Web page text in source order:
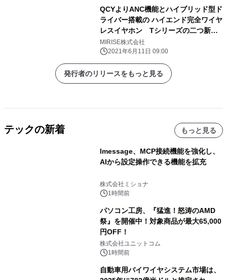
QCYよりANC機能とハイブリッド型ド
ライバー搭載の ハイエンド完全ワイヤ
レスイヤホン Tシリーズの二つ新製
品 「QCY-HT01C」「QCY-T11S」を
2021年6月25日発売！
MIRISE株式会社
2021年6月11日 09:00
発行者のリリースをもっと見る
テックの新着 もっと見る
lmessage、MCP接続機能を強化し、
AIから設定操作できる機能を拡充
株式会社ミショナ
1時間前
パソコン工房、『猛進！怒涛のAMD
祭』を開催中！対象商品が最大65,000
円OFF！
株式会社ユニットコム
1時間前
自動車用バイワイヤシステム市場は、